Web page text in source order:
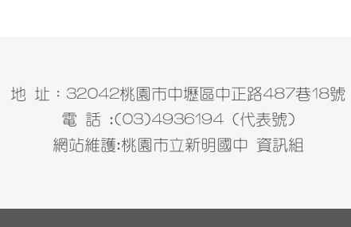
地 址：32042桃園市中壢區中正路487巷18號
電 話 :(03)4936194 (代表號)
網站維護:桃園市立新明國中 資訊組